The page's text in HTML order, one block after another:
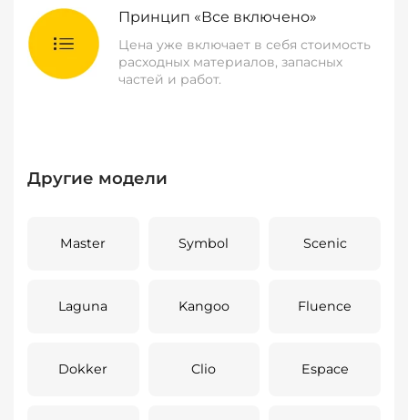
Принцип «Все включено»
Цена уже включает в себя стоимость
расходных материалов, запасных
частей и работ.
Другие модели
Master Symbol Scenic
Laguna Kangoo Fluence
Dokker Clio Espace